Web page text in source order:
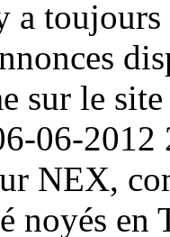
toujours
sur le
06-2012
NEX,
noyés